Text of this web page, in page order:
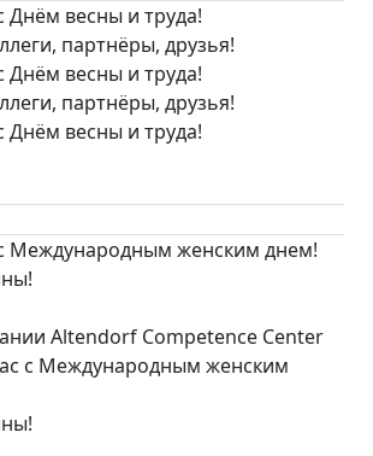
Днём весны и труда!
партнёры, друзья!
Днём весны и труда!
партнёры, друзья!
Днём весны и труда!
Международным женским днем!
Altendorf Competence Center
с Международным женским